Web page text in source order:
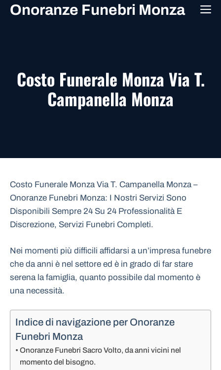
VaiOnoranze Funebri Monza
Costo Funerale Monza Via T.
Campanella Monza
Costo Funerale Monza Via T. Campanella Monza –
Onoranze Funebri Monza: I Nostri Servizi Sono
Disponibili Sempre 24 Su 24 Professionalità E
Discrezione, Servizi Funebri Completi.
Nei momenti più difficili affidarsi a un’impresa funebre
che da anni è nel settore ed è in grado di far stare
serena la famiglia, quanto possibile dal momento è
una necessità.
Indice di navigazione per Onoranze
Funebri Monza
Onoranze Funebri Sacro Volto, da anni vicini nel
momento del bisogno.